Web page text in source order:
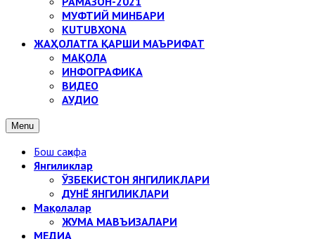
МУФТИЙ МИНБАРИ
KUTUBXONA
ЖАҲОЛАТГА ҚАРШИ МАЪРИФАТ
МАҚОЛА
ИНФОГРАФИКА
ВИДЕО
АУДИО
Menu
Бош саҳифа
Янгиликлар
ЎЗБЕКИСТОН ЯНГИЛИКЛАРИ
ДУНЁ ЯНГИЛИКЛАРИ
Мақолалар
ЖУМА МАВЪИЗАЛАРИ
МЕДИА